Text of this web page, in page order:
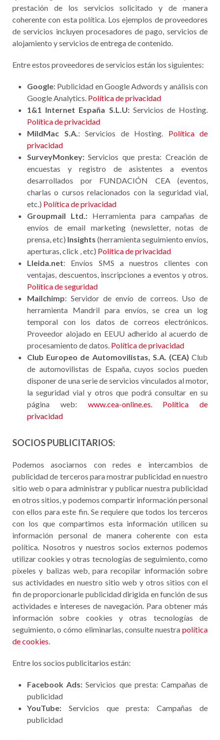
prestación de los servicios solicitado y de manera
coherente con esta política. Los ejemplos de proveedores
de servicios incluyen procesadores de pago, servicios de
alojamiento y servicios de entrega de contenido.
Entre estos proveedores de servicios están los siguientes:
Google: Publicidad en Google Adwords y análisis con
Google Analytics. Política de privacidad
1&1 Internet España S.L.U:Servicios de Hosting.
Política de privacidad
MildMac S.A.: Servicios de Hosting. Política de
privacidad
SurveyMonkey: Servicios que presta: Creación de
encuestas y registro de asistentes a eventos
desarrollados por FUNDACIÓN CEA (eventos,
charlas o cursos relacionados con la seguridad vial,
etc.) Política de privacidad
Groupmail Ltd.: Herramienta para campañas de
envíos de email marketing (newsletter, notas de
prensa, etc) Insights (herramienta seguimiento envíos,
aperturas, click , etc) Política de privacidad
Lleida.net: Envíos SMS a nuestros clientes con
ventajas, descuentos, inscripciones a eventos y otros.
Política de seguridad
Mailchimp: Servidor de envío de correos. Uso de
herramienta Mandril para envíos, se crea un log
temporal con los datos de correos electrónicos.
Proveedor alojado en EEUU adherido al acuerdo de
procesamiento de datos. Política de privacidad
Club Europeo de Automovilistas, S.A. (CEA) Club
de automovilistas de España, cuyos socios pueden
disponer de una serie de servicios vinculados al motor,
la seguridad vial y otros que podrá consultar en su
página web: www.cea-online.es. Política de
privacidad
SOCIOS PUBLICITARIOS:
Podemos asociarnos con redes e intercambios de
publicidad de terceros para mostrar publicidad en nuestro
sitio web o para administrar y publicar nuestra publicidad
en otros sitios, y podemos compartir información personal
con ellos para este fin. Se requiere que todos los terceros
con los que compartimos esta información utilicen su
información personal de manera coherente con esta
política. Nosotros y nuestros socios externos podemos
utilizar cookies y otras tecnologías de seguimiento, como
píxeles y balizas web, para recopilar información sobre
sus actividades en nuestro sitio web y otros sitios con el
fin de proporcionarle publicidad dirigida en función de sus
actividades e intereses de navegación. Para obtener más
información sobre cookies y otras tecnologías de
seguimiento, o cómo eliminarlas, consulte nuestra política
de cookies.
Entre los socios publicitarios están:
Facebook Ads: Servicios que presta: Campañas de
publicidad
YouTube: Servicios que presta: Campañas de
publicidad